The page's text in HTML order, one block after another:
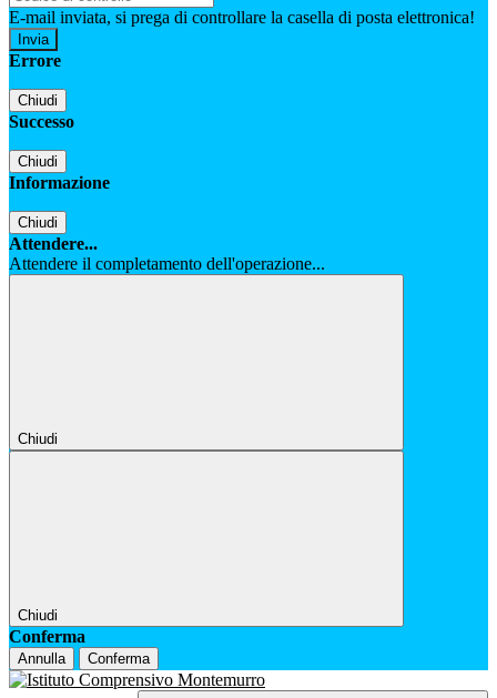
E-mail inviata, si prega di controllare la casella di posta elettronica!
Errore
Chiudi
Successo
Chiudi
Informazione
Chiudi
Attendere...
Attendere il completamento dell'operazione...
Chiudi
Chiudi
Conferma
Annulla Conferma